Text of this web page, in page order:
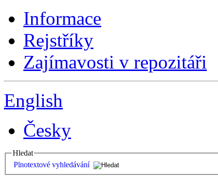
Informace
Rejstříky
Zajímavosti v repozitáři
English
Česky
Hledat
Plnotextové vyhledávání